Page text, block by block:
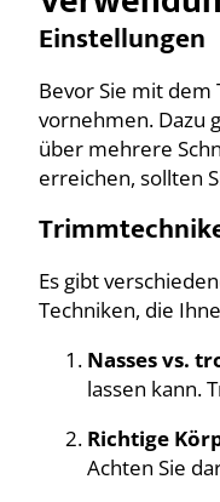
Einstellungen
Bevor Sie mit
vornehmen. Dazu
über mehrere
erreichen, sollten
Es gibt
Techniken, die
Nasses vs.
lassen kann.
Richtige
Achten Sie